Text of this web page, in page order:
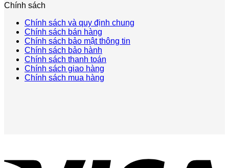
Chính sách
Chính sách và quy định chung
Chính sách bán hàng
Chính sách bảo mật thông tin
Chính sách bảo hành
Chính sách thanh toán
Chính sách giao hàng
Chính sách mua hàng